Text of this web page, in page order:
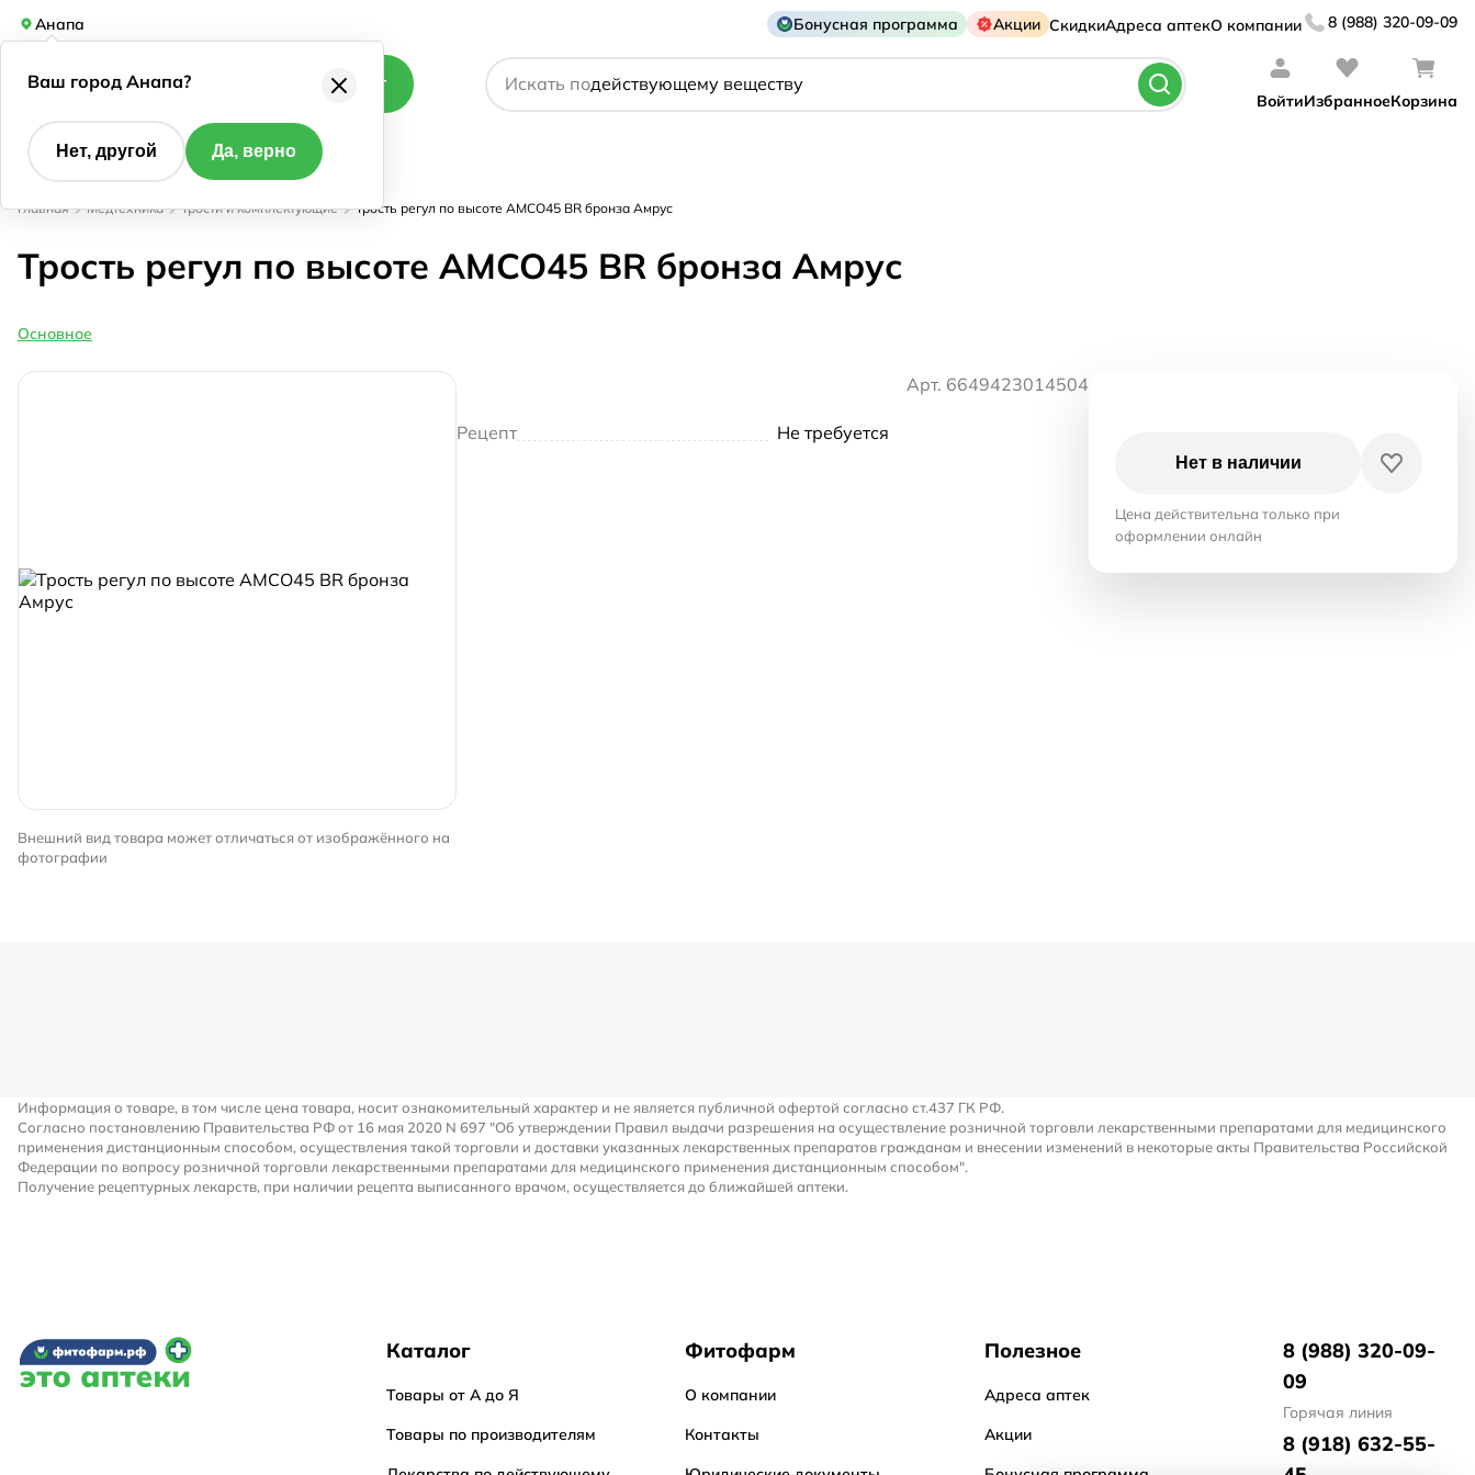
Анапа Бонусная программа Акции СкидкиАдреса аптекО компании 8 (988) 320-09-09
Каталог Искать по
названию препарата
действующему веществу
ВойтиИзбранноеКорзина
Главная Медтехника Трости и комплектующие Трость регул по высоте AMCO45 BR бронза Амрус
Трость регул по высоте AMCO45 BR бронза Амрус
Основное
Внешний вид товара может отличаться от изображённого на
фотографии
Арт. 6649423014504
Рецепт Не требуется
Нет в наличии
Цена действительна только при
оформлении онлайн
Информация о товаре, в том числе цена товара, носит ознакомительный характер и не является публичной офертой согласно ст.437 ГК РФ.
Согласно постановлению Правительства РФ от 16 мая 2020 N 697 "Об утверждении Правил выдачи разрешения на осуществление розничной торговли лекарственными препаратами для медицинского
применения дистанционным способом, осуществления такой торговли и доставки указанных лекарственных препаратов гражданам и внесении изменений в некоторые акты Правительства Российской
Федерации по вопросу розничной торговли лекарственными препаратами для медицинского применения дистанционным способом".
Получение рецептурных лекарств, при наличии рецепта выписанного врачом, осуществляется до ближайшей аптеки.
Каталог
Товары от А до Я
Товары по производителям
Фитофарм
О компании
Контакты
Полезное
Адреса аптек
Акции
8 (988) 320-09-
09
Горячая линия
8 (918) 632-55-
Ваш город Анапа?
Нет, другой Да, верно